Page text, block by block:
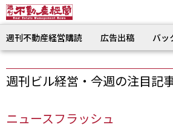
週刊不動産経営購読 広告出稿 バッ
週刊ビル経営・今週の注目記
ニュースフラッシュ